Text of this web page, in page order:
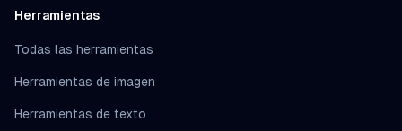
Herramientas
Todas las herramientas
Herramientas de imagen
Herramientas de texto